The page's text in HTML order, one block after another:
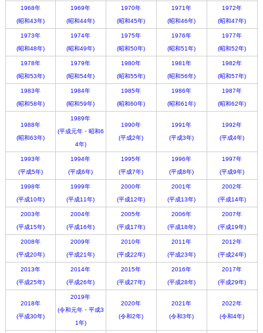
1968年
(昭和43年)
1969年
(昭和44年)
1970年
(昭和45年)
1971年
(昭和46年)
1972年
(昭和47年)
1973年
(昭和48年)
1974年
(昭和49年)
1975年
(昭和50年)
1976年
(昭和51年)
1977年
(昭和52年)
1978年
(昭和53年)
1979年
(昭和54年)
1980年
(昭和55年)
1981年
(昭和56年)
1982年
(昭和57年)
1983年
(昭和58年)
1984年
(昭和59年)
1985年
(昭和60年)
1986年
(昭和61年)
1987年
(昭和62年)
1988年
(昭和63年)
1989年
(平成元年・昭和6
4年)
1990年
(平成2年)
1991年
(平成3年)
1992年
(平成4年)
1993年
(平成5年)
1994年
(平成6年)
1995年
(平成7年)
1996年
(平成8年)
1997年
(平成9年)
1998年
(平成10年)
1999年
(平成11年)
2000年
(平成12年)
2001年
(平成13年)
2002年
(平成14年)
2003年
(平成15年)
2004年
(平成16年)
2005年
(平成17年)
2006年
(平成18年)
2007年
(平成19年)
2008年
(平成20年)
2009年
(平成21年)
2010年
(平成22年)
2011年
(平成23年)
2012年
(平成24年)
2013年
(平成25年)
2014年
(平成26年)
2015年
(平成27年)
2016年
(平成28年)
2017年
(平成29年)
2018年
(平成30年)
2019年
(令和元年・平成3
1年)
2020年
(令和2年)
2021年
(令和3年)
2022年
(令和4年)